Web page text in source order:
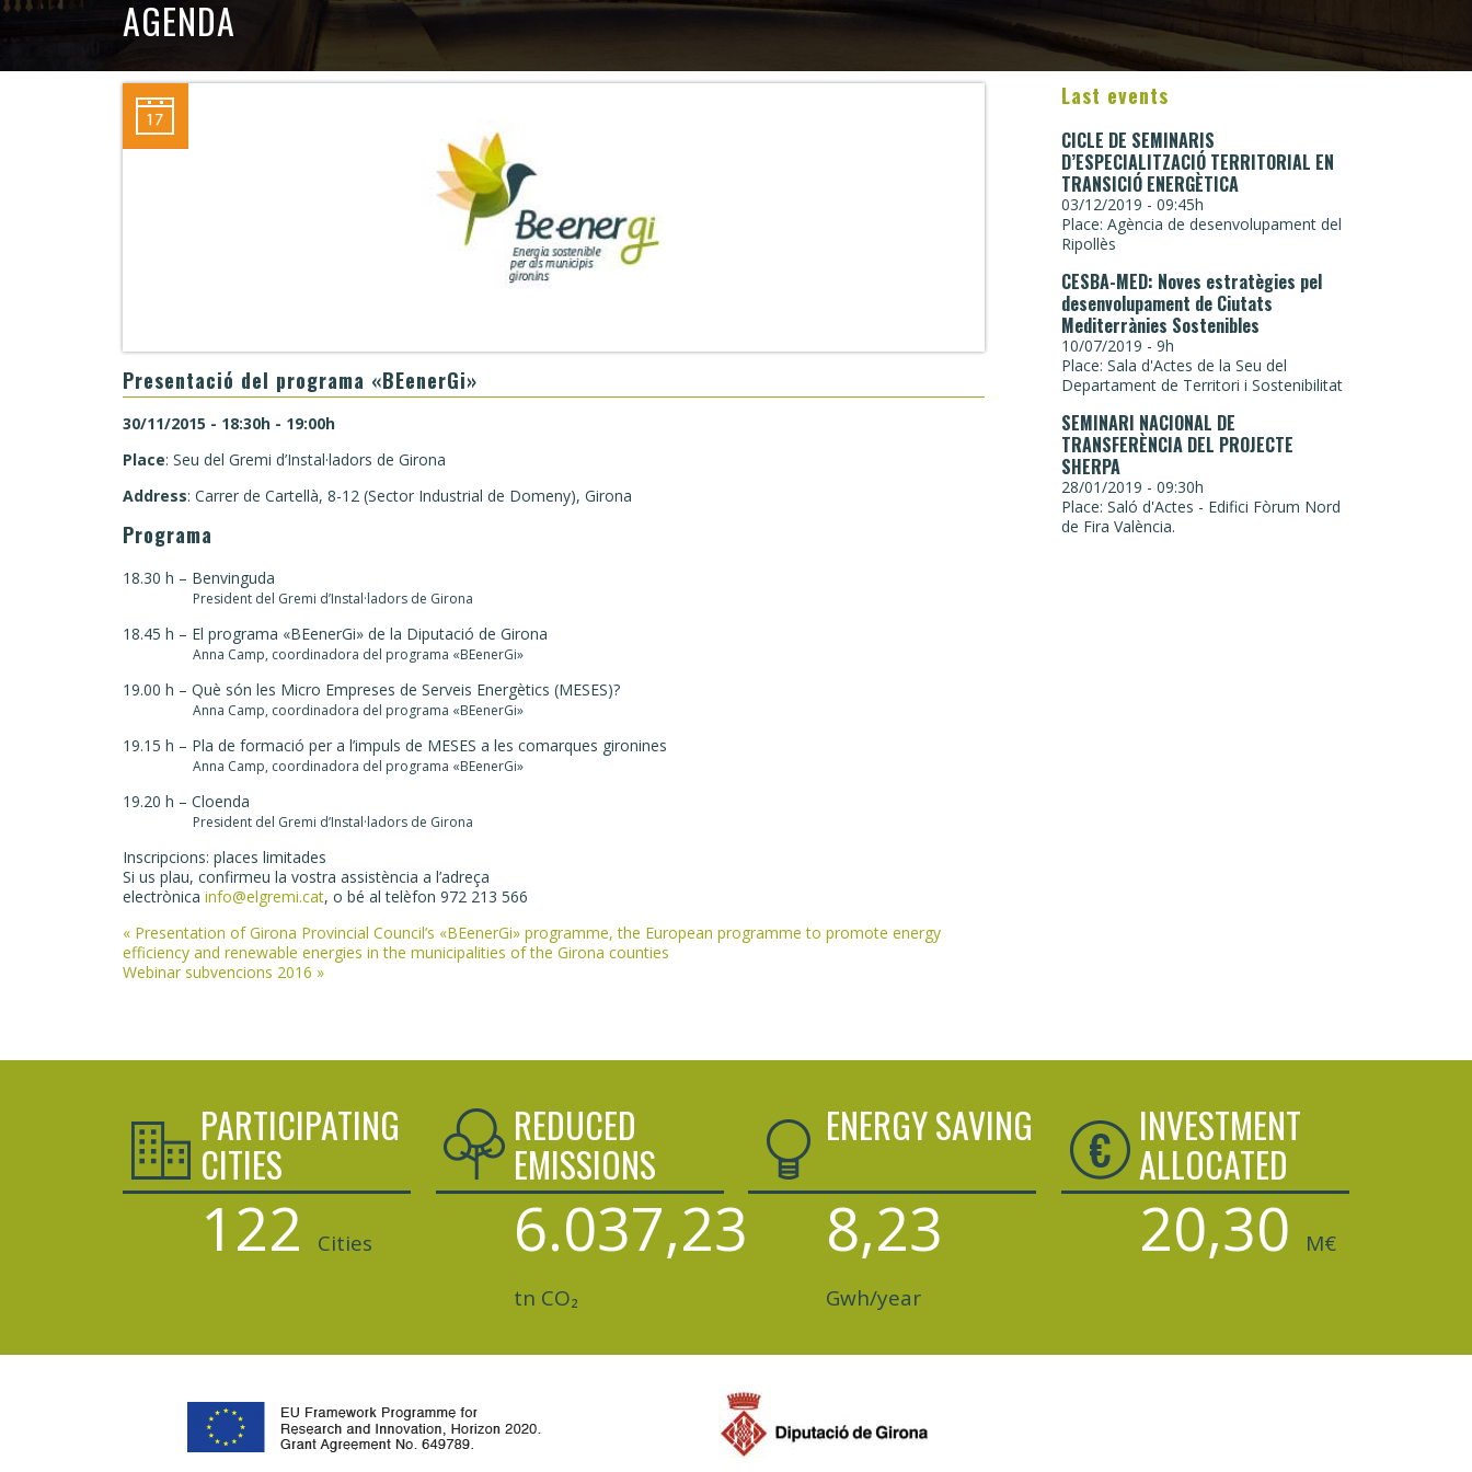
AGENDA
Presentació del programa «BEenerGi»
30/11/2015 - 18:30h - 19:00h
Place: Seu del Gremi d’Instal·ladors de Girona
Address: Carrer de Cartellà, 8-12 (Sector Industrial de Domeny), Girona
Programa
18.30 h – Benvinguda
President del Gremi d’Instal·ladors de Girona
18.45 h – El programa «BEenerGi» de la Diputació de Girona
Anna Camp, coordinadora del programa «BEenerGi»
19.00 h – Què són les Micro Empreses de Serveis Energètics (MESES)?
Anna Camp, coordinadora del programa «BEenerGi»
19.15 h – Pla de formació per a l’impuls de MESES a les comarques gironines
Anna Camp, coordinadora del programa «BEenerGi»
19.20 h – Cloenda
President del Gremi d’Instal·ladors de Girona
Inscripcions: places limitades
Si us plau, confirmeu la vostra assistència a l’adreça
electrònica info@elgremi.cat, o bé al telèfon 972 213 566
Post
navigation
« Presentation of Girona Provincial Council’s «BEenerGi» programme, the European programme to promote energy
efficiency and renewable energies in the municipalities of the Girona counties
Webinar subvencions 2016 »
Last events
CICLE DE SEMINARIS
D’ESPECIALITZACIÓ TERRITORIAL EN
TRANSICIÓ ENERGÈTICA
03/12/2019 - 09:45h
Place: Agència de desenvolupament del
Ripollès
CESBA-MED: Noves estratègies pel
desenvolupament de Ciutats
Mediterrànies Sostenibles
10/07/2019 - 9h
Place: Sala d'Actes de la Seu del
Departament de Territori i Sostenibilitat
SEMINARI NACIONAL DE
TRANSFERÈNCIA DEL PROJECTE
SHERPA
28/01/2019 - 09:30h
Place: Saló d'Actes - Edifici Fòrum Nord
de Fira València.
PARTICIPATING
CITIES
122 Cities
REDUCED
EMISSIONS
6.037,23
tn CO₂
ENERGY SAVING
8,23
Gwh/year
INVESTMENT
ALLOCATED
20,30 M€